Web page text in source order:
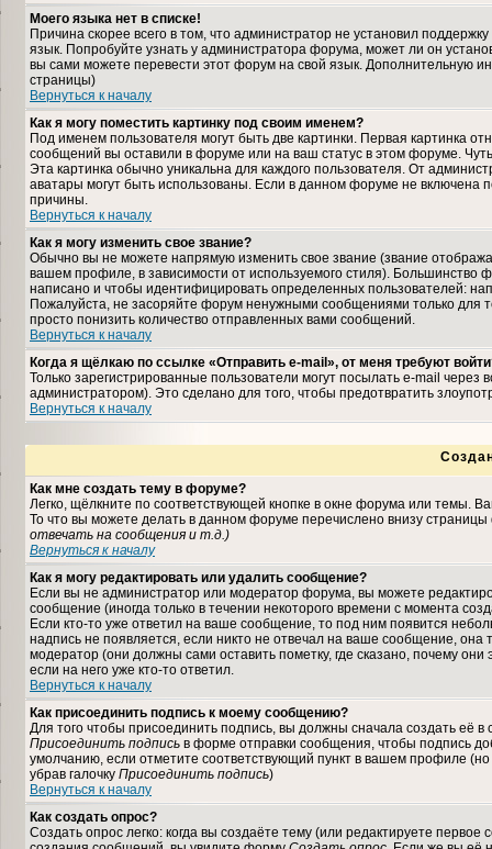
Моего языка нет в списке!
Причина скорее всего в том, что администратор не установил
язык. Попробуйте узнать у администратора форума, может ли он
вы сами можете перевести этот форум на свой язык. Дополнительную
страницы)
Вернуться к началу
Как я могу поместить картинку под своим именем?
Под именем пользователя могут быть две картинки. Первая картинка
сообщений вы оставили в форуме или на ваш статус в этом форуме.
Эта картинка обычно уникальна для каждого пользователя. От
аватары могут быть использованы. Если в данном форуме не включена
причины.
Вернуться к началу
Как я могу изменить свое звание?
Обычно вы не можете напрямую изменить свое звание (звание
вашем профиле, в зависимости от используемого стиля). Большинство
написано и чтобы идентифицировать определенных пользователей:
Пожалуйста, не засоряйте форум ненужными сообщениями только для
просто понизить количество отправленных вами сообщений.
Вернуться к началу
Когда я щёлкаю по ссылке «Отправить e-mail», от меня требуют
Только зарегистрированные пользователи могут посылать e-mail
администратором). Это сделано для того, чтобы предотвратить
Вернуться к началу
Как мне создать тему в форуме?
Легко, щёлкните по соответствующей кнопке в окне форума или темы.
То что вы можете делать в данном форуме перечислено внизу
отвечать на сообщения и т.д.)
Вернуться к началу
Как я могу редактировать или удалить сообщение?
Если вы не администратор или модератор форума, вы можете
сообщение (иногда только в течении некоторого времени с момента
Если кто-то уже ответил на ваше сообщение, то под ним появится
надпись не появляется, если никто не отвечал на ваше сообщение,
модератор (они должны сами оставить пометку, где сказано, почему
если на него уже кто-то ответил.
Вернуться к началу
Как присоединить подпись к моему сообщению?
Для того чтобы присоединить подпись, вы должны сначала создать её
Присоединить подпись в форме отправки сообщения, чтобы подпись
умолчанию, если отметите соответствующий пункт в вашем профиле
убрав галочку Присоединить подпись)
Вернуться к началу
Как создать опрос?
Создать опрос легко: когда вы создаёте тему (или редактируете